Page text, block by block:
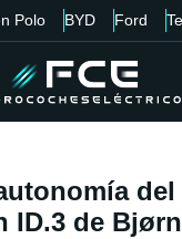
Polo BYD Ford
del
ID.3 de